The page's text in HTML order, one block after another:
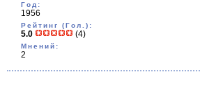
Год:
1956
Рейтинг (Гол.):
5.0 (4)
Мнений:
2